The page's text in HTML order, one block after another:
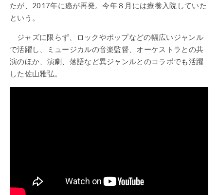
たが、2017年に癌が再発。今年８月には療養入院していた
という。
ジャズに限らず、ロックやポップなどの幅広いジャンル
で活躍し、ミュージカルの音楽監督、オーケストラとの共
演のほか、演劇、落語など異ジャンルとのコラボでも活躍
した佐山雅弘。